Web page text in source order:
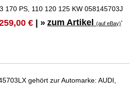
170 PS, 110 120 125 KW 058145703J
€ | » zum Artikel(auf eBay)*
gehört zur Automarke: AUDI,